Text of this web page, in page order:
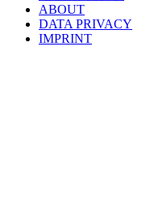
ABOUT
DATA PRIVACY
IMPRINT